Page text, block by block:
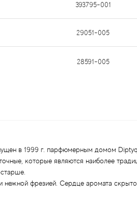
393795-001
29051-005
28591-005
в 1999 г. парфюмерным домом
которые являются наиболее
фрезией. Сердце аромата